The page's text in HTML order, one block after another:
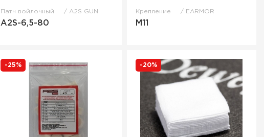
Патч войлочный A2S GUN
A2S-6,5-80
Крепление EARMOR
M11
-25% -20%